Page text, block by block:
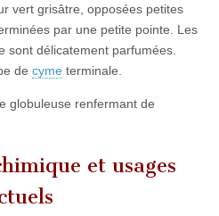
vert grisâtre, opposées petites
par une petite pointe. Les
sont délicatement parfumées.
de cyme terminale.
globuleuse renfermant de
et usages